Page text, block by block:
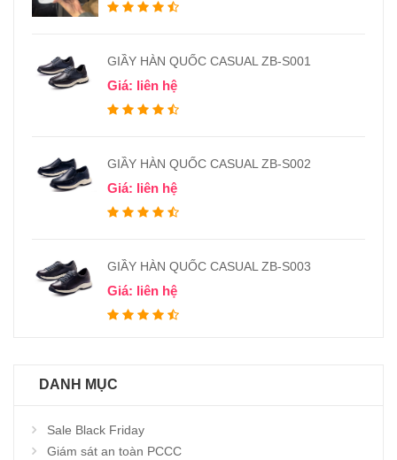
GIẦY HÀN QUỐC CASUAL ZB-S001
Giá: liên hệ
GIẦY HÀN QUỐC CASUAL ZB-S002
Giá: liên hệ
GIẦY HÀN QUỐC CASUAL ZB-S003
Giá: liên hệ
DANH MỤC
Sale Black Friday
Giám sát an toàn PCCC